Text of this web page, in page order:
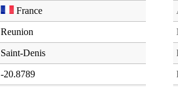
France
Reunion
Saint-Denis
-20.8789